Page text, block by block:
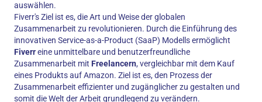
auswählen.
Fiverr's Ziel ist es, die Art und Weise der globalen
Zusammenarbeit zu revolutionieren. Durch die Einführung des
innovativen Service-as-a-Product (SaaP) Modells ermöglicht
Fiverreine unmittelbare und benutzerfreundliche
Zusammenarbeit mit Freelancern, vergleichbar mit dem Kauf
eines Produkts auf Amazon. Ziel ist es, den Prozess der
Zusammenarbeit effizienter und zugänglicher zu gestalten und
somit die Welt der Arbeit grundlegend zu verändern.